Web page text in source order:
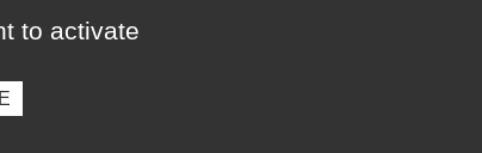
to activate